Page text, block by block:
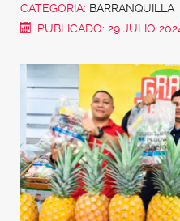
CATEGORÍA: BARRANQUILLA
PUBLICADO: 29 JULIO